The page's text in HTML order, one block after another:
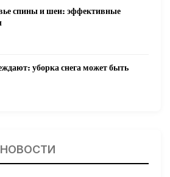
спины и шеи: эффективные
уборка снега может быть